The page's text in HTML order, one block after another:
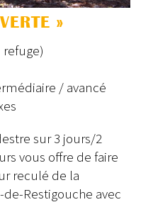
»
/ avancé
sur 3 jours/2
vous offre de faire
reculé de la
Restigouche avec